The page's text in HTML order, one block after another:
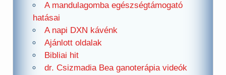
A mandulagomba egészségtámogató
hatásai
A napi DXN kávénk
Ajánlott oldalak
Bibliai hit
dr. Csizmadia Bea ganoterápia videók